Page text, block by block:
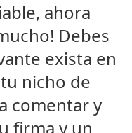
ahora
Debes
exista en
nicho de
comentar y
firma y un